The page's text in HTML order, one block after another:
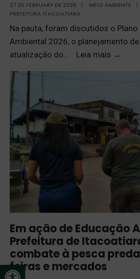
Open toolbar
27 DE FEBRUARY DE 2026 | MEIO AMBIENTE |
PREFEITURA ITACOATIARA
Na pauta, foram discutidos o Plano
Ambiental 2026, o planejamento
atualização do
Leia mais →
Em ação de Educação
Prefeitura de
combate à pesca
feiras e mercados